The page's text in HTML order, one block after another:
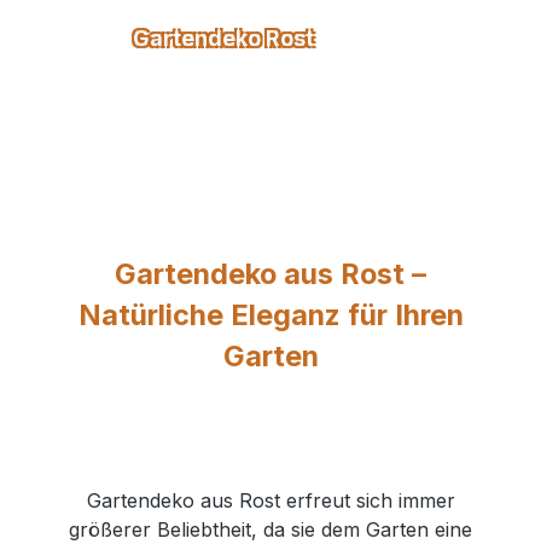
Gartendeko Rost
Gartendeko aus Rost –
Natürliche Eleganz für Ihren
Garten
Gartendeko aus Rost erfreut sich immer
größerer Beliebtheit, da sie dem Garten eine